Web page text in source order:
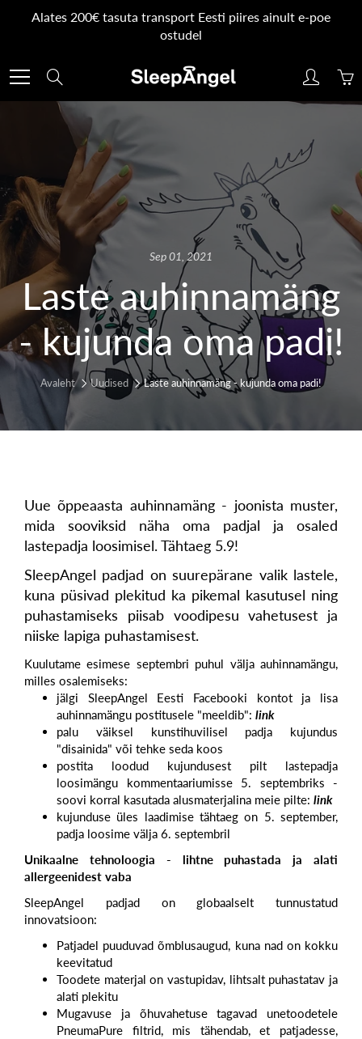
Alates 200€ tasuta transport Eesti piires ainult e-poe
ostudel
Sep 01, 2021
Laste auhinnamäng
- kujunda oma padi!
Avaleht Uudised Laste auhinnamäng - kujunda oma padi!
Uue õppeaasta auhinnamäng - joonista muster,
mida sooviksid näha oma padjal ja osaled
lastepadja loosimisel. Tähtaeg 5.9!
SleepAngel padjad on suurepärane valik lastele,
kuna püsivad plekitud ka pikemal kasutusel ning
puhastamiseks piisab voodipesu vahetusest ja
niiske lapiga puhastamisest.
Kuulutame esimese septembri puhul välja auhinnamängu,
milles osalemiseks:
jälgi SleepAngel Eesti Facebooki kontot ja lisa
auhinnamängu postitusele "meeldib": link
palu väiksel kunstihuvilisel padja kujundus
"disainida" või tehke seda koos
postita loodud kujundusest pilt lastepadja
loosimängu kommentaariumisse 5. septembriks -
soovi korral kasutada alusmaterjalina meie pilte: link
kujunduse üles laadimise tähtaeg on 5. september,
padja loosime välja 6. septembril
Unikaalne tehnoloogia - lihtne puhastada ja alati
allergeenidest vaba
SleepAngel padjad on globaalselt tunnustatud
innovatsioon:
Patjadel puuduvad õmblusaugud, kuna nad on kokku
keevitatud
Toodete materjal on vastupidav, lihtsalt puhastatav ja
alati plekitu
Mugavuse ja õhuvahetuse tagavad unetoodetele
PneumaPure filtrid, mis tähendab, et patjadesse,